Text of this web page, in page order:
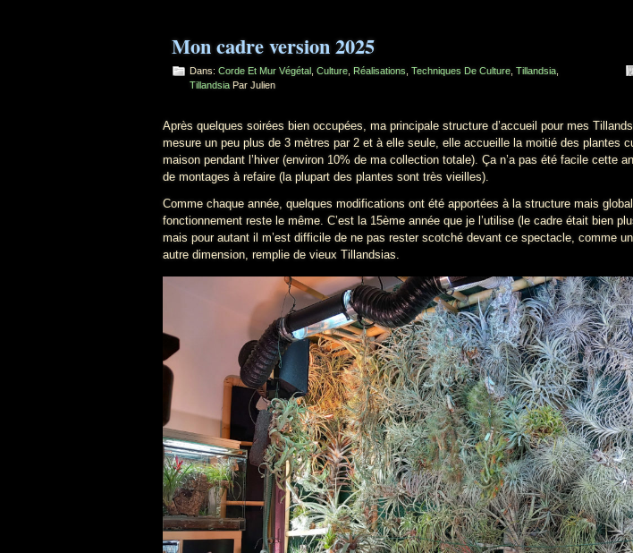
Mon cadre version 2025
Dans: Corde Et Mur Végétal Culture Réalisations Techniques De Culture Tillandsia
Tillandsia Par Julien
Après quelques soirées bien occupées, ma principale structure d’accueil pour mes
mesure un peu plus de 3 mètres par 2 et à elle seule, elle accueille la moitié des plantes
maison pendant l’hiver (environ 10% de ma collection totale). Ça n’a pas été facile cette
de montages à refaire (la plupart des plantes sont très vieilles).
Comme chaque année, quelques modifications ont été apportées à la structure mais
fonctionnement reste le même. C’est la 15ème année que je l’utilise (le cadre était bien
mais pour autant il m’est difficile de ne pas rester scotché devant ce spectacle, comme
autre dimension, remplie de vieux Tillandsias.